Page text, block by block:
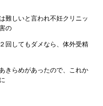
難しいと言われ不妊クリニッ
の
回してもダメなら、体外受精
きらめがあったので、これか